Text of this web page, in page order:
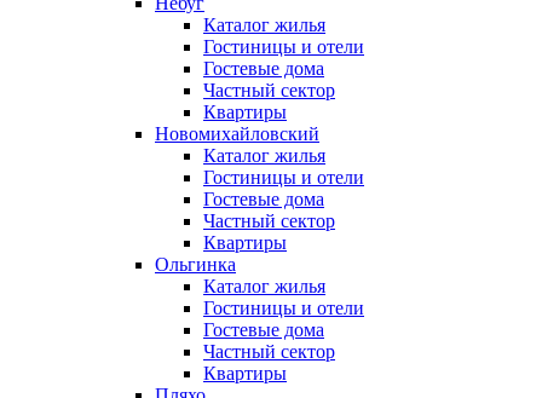
Каталог жилья
Гостиницы и отели
Гостевые дома
Частный сектор
Квартиры
Новомихайловский
Каталог жилья
Гостиницы и отели
Гостевые дома
Частный сектор
Квартиры
Ольгинка
Каталог жилья
Гостиницы и отели
Гостевые дома
Частный сектор
Квартиры